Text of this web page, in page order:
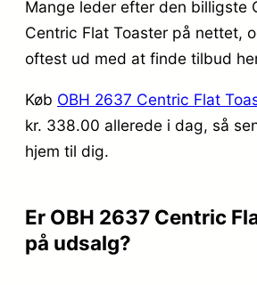
Mange leder efter den billigste
Centric Flat Toaster på nettet,
oftest ud med at finde tilbud
Køb OBH 2637 Centric Flat
kr. 338.00 allerede i dag, så
hjem til dig.
Er OBH 2637 Centric
på udsalg?